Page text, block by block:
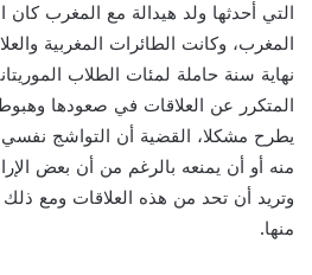
التي أحدثها ولد هيدالة مع المغرب كان
المغرب، وكانت الطائرات المغربية
نهاية سنة حاملة لمئات الطلاب
المتكرر عن العلاقات في صعودها
يطرح مشكلا، القضية أن التواشج
منه أو أن يمنعه بالرغم من أن بعض
وتريد أن تحد من هذه العلاقات ومع
منها.